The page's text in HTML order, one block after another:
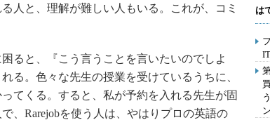
人と、理解が難しい人もいる。これが、コミ
ると、『こう言うことを言いたいのでしよ
る。色々な先生の授業を受けているうちに、
てくる。すると、私が予約を入れる先生が固
、Rarejobを使う人は、やはりプロの英語の
は